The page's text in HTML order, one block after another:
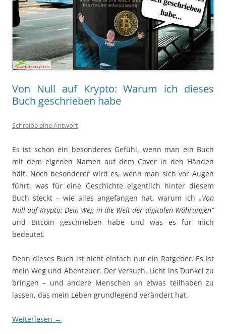
Von Null auf Krypto: Warum ich dieses
Buch geschrieben habe
Schreibe eine Antwort
Es ist schon ein besonderes Gefühl, wenn man ein Buch
mit dem eigenen Namen auf dem Cover in den Händen
hält. Noch besonderer wird es, wenn man sich vor Augen
führt, was für eine Geschichte eigentlich hinter diesem
Buch steckt – wie alles angefangen hat, warum ich „Von
Null auf Krypto: Dein Weg in die Welt der digitalen Währungen“
und Bitcoin geschrieben habe und was es für mich
bedeutet.
Denn dieses Buch ist nicht einfach nur ein Ratgeber. Es ist
mein Weg und Abenteuer. Der Versuch, Licht ins Dunkel zu
bringen – und andere Menschen an etwas teilhaben zu
lassen, das mein Leben grundlegend verändert hat.
Weiterlesen →